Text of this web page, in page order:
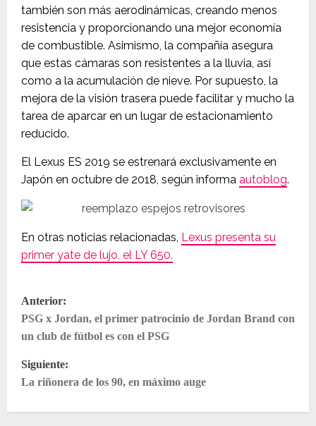
también son más aerodinámicas, creando menos
resistencia y proporcionando una mejor economía
de combustible. Asimismo, la compañía asegura
que estas cámaras son resistentes a la lluvia, así
como a la acumulación de nieve. Por supuesto, la
mejora de la visión trasera puede facilitar y mucho la
tarea de aparcar en un lugar de estacionamiento
reducido.
El Lexus ES 2019 se estrenará exclusivamente en
Japón en octubre de 2018, según informa autoblog.
En otras noticias relacionadas, Lexus presenta su
primer yate de lujo, el LY 650.
N
a
v
e
g
Anterior:
PSG x Jordan, el primer patrocinio de Jordan Brand con
un club de fútbol es con el PSG
Siguiente:
La riñonera de los 90, en máximo auge